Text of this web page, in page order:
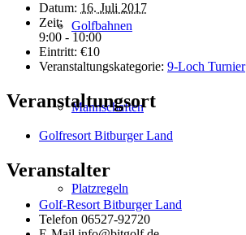
Golfbahnen
Mannschaften
Platzregeln
Datum: 16. Juli 2017
Zeit:
9:00 - 10:00
Eintritt: €10
Veranstaltungskategorie: 9-Loch Turnier
Veranstaltungsort
Golfresort Bitburger Land
Veranstalter
Golf-Resort Bitburger Land
Telefon 06527-92720